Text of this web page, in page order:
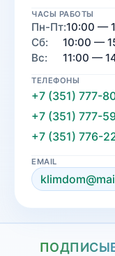
ЧАСЫ РАБОТЫ
Пн-Пт:10:00 —
Сб:
10:00 —
Вс:
11:00 —
ТЕЛЕФОНЫ
+7 (351) 777-
+7 (351) 777-
+7 (351) 776-
EMAIL